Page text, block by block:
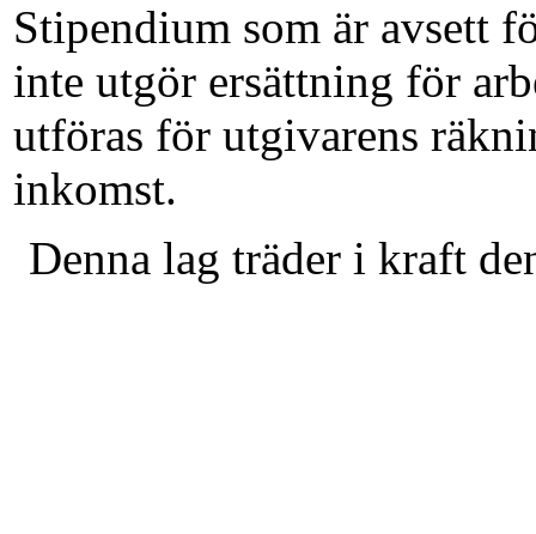
Stipendium som är avsett
inte utgör ersättning för
utföras för utgivarens
inkomst.
Denna lag träder i kraft